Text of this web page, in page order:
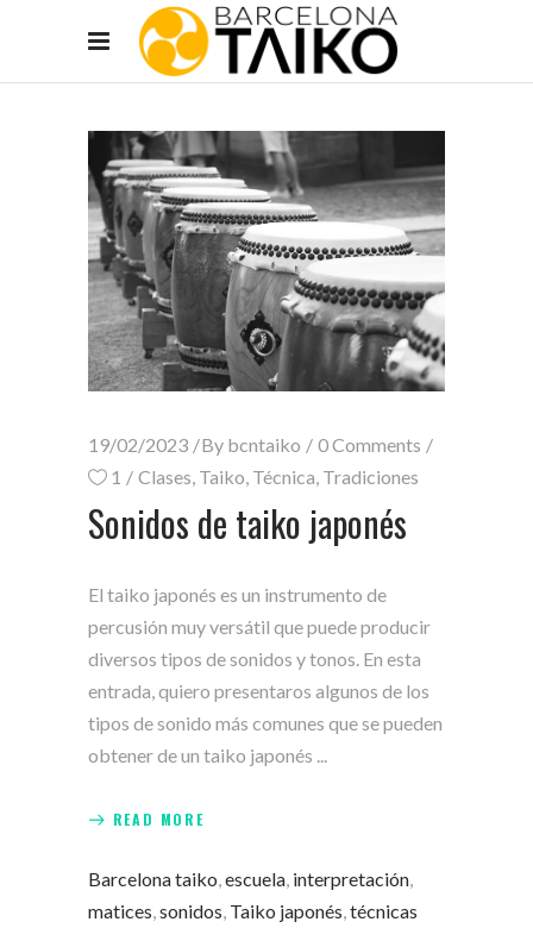
19/02/2023 By bcntaiko
0 Comments
1
Clases, Taiko, Técnica, Tradiciones
Sonidos de taiko japonés
El taiko japonés es un instrumento de
percusión muy versátil que puede producir
diversos tipos de sonidos y tonos. En esta
entrada, quiero presentaros algunos de los
tipos de sonido más comunes que se pueden
obtener de un taiko japonés
READ MORE
Barcelona taiko,escuela, interpretación,
matices,sonidos, Taiko japonés,técnicas